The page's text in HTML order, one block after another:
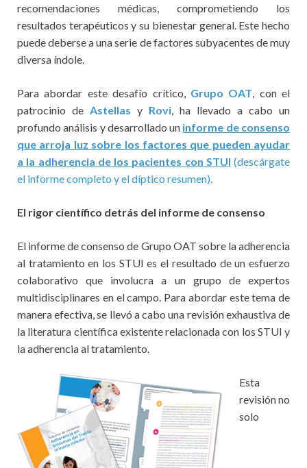
recomendaciones médicas, comprometiendo los
resultados terapéuticos y su bienestar general. Este hecho
puede deberse a una serie de factores subyacentes de muy
diversa índole.
Para abordar este desafío crítico, Grupo OAT, con el
patrocinio de Astellas y Rovi, ha llevado a cabo un
profundo análisis y desarrollado un informe de consenso
que arroja luz sobre los factores que pueden ayudar
a la adherencia de los pacientes con STUI (descárgate
el informe completo y el díptico resumen).
El rigor científico detrás del informe de consenso
El informe de consenso de Grupo OAT sobre la adherencia
al tratamiento en los STUI es el resultado de un esfuerzo
colaborativo que involucra a un grupo de expertos
multidisciplinares en el campo. Para abordar este tema de
manera efectiva, se llevó a cabo una revisión exhaustiva de
la literatura científica existente relacionada con los STUI y
la adherencia al tratamiento.
Esta
revisión no
solo